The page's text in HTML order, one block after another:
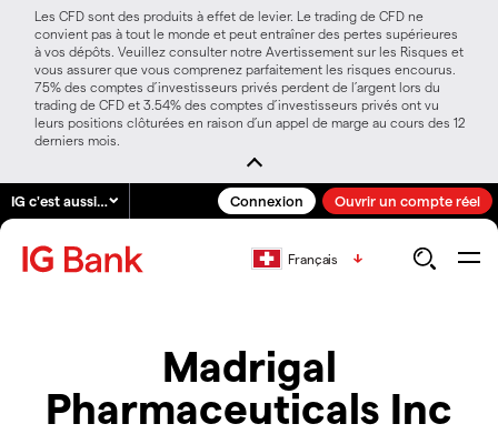
Les CFD sont des produits à effet de levier. Le trading de CFD ne
convient pas à tout le monde et peut entraîner des pertes supérieures
à vos dépôts. Veuillez consulter notre Avertissement sur les Risques et
vous assurer que vous comprenez parfaitement les risques encourus.
75% des comptes d’investisseurs privés perdent de l’argent lors du
trading de CFD et 3.54% des comptes d’investisseurs privés ont vu
leurs positions clôturées en raison d’un appel de marge au cours des 12
derniers mois.
IG c'est aussi… Connexion Ouvrir un compte réel
Français
Madrigal
Pharmaceuticals Inc